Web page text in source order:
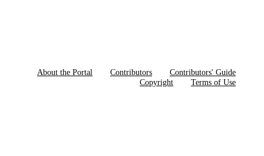
About the Portal Contributors
Contributors' Guide
Copyright
Terms of Use